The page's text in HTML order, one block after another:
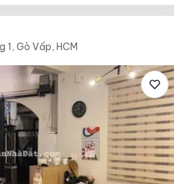
1, Gò Vấp, HCM